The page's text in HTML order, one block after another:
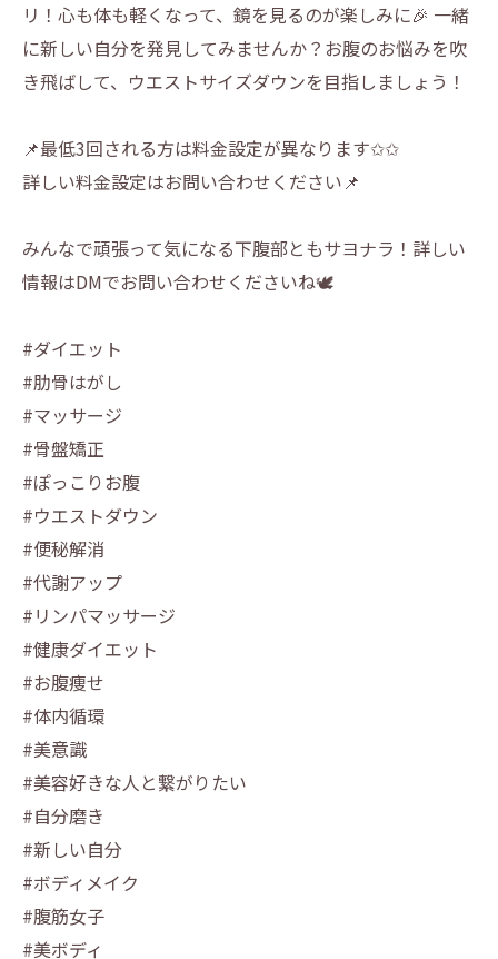
リ！心も体も軽くなって、鏡を見るのが楽しみに🎉 一緒
に新しい自分を発見してみませんか？お腹のお悩みを吹
き飛ばして、ウエストサイズダウンを目指しましょう！
📌最低3回される方は料金設定が異なります✩✩
詳しい料金設定はお問い合わせください📌
みんなで頑張って気になる下腹部ともサヨナラ！詳しい
情報はDMでお問い合わせくださいね🕊
#ダイエット
#肋骨はがし
#マッサージ
#骨盤矯正
#ぽっこりお腹
#ウエストダウン
#便秘解消
#代謝アップ
#リンパマッサージ
#健康ダイエット
#お腹痩せ
#体内循環
#美意識
#美容好きな人と繋がりたい
#自分磨き
#新しい自分
#ボディメイク
#腹筋女子
#美ボディ